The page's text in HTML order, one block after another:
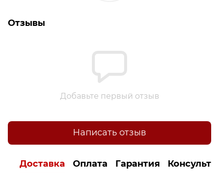
Отзывы
Добавьте первый отзыв
Написать отзыв
Доставка Оплата Гарантия